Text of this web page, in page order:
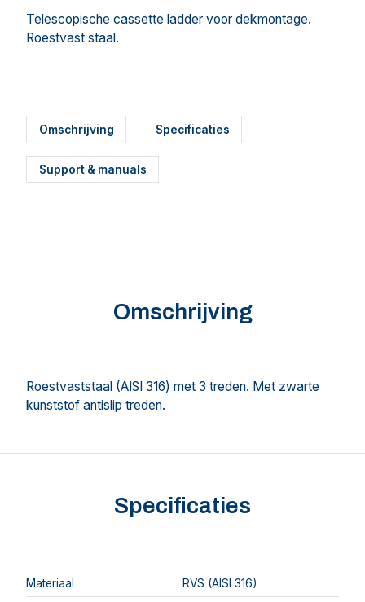
Telescopische cassette ladder voor dekmontage.
Roestvast staal.
Omschrijving Specificaties
Support & manuals
Omschrijving
Roestvaststaal (AISI 316) met 3 treden. Met zwarte
kunststof antislip treden.
Specificaties
Materiaal
RVS (AISI 316)